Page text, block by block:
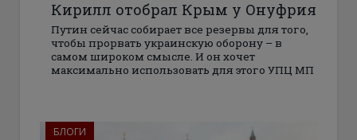
Кирилл отобрал Крым у Онуфрия
Путин сейчас собирает все резервы для того,
чтобы прорвать украинскую оборону – в
самом широком смысле. И он хочет
максимально использовать для этого УПЦ МП
БЛОГИ